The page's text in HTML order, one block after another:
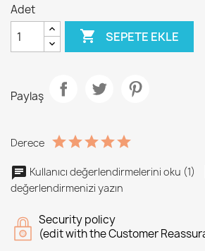
Adet
 SEPETE EKLE
Paylaş
Derece
Kullanıcı değerlendirmelerini oku (1)
değerlendirmenizi yazın
Security policy
(edit with the Customer